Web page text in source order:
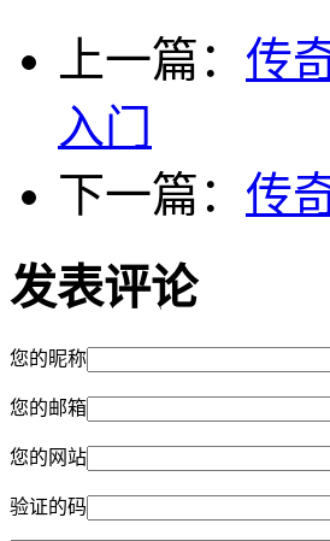
上一篇： 传
入门
下一篇： 传
发表评论
您的昵称
您的邮箱
您的网站
验证的码